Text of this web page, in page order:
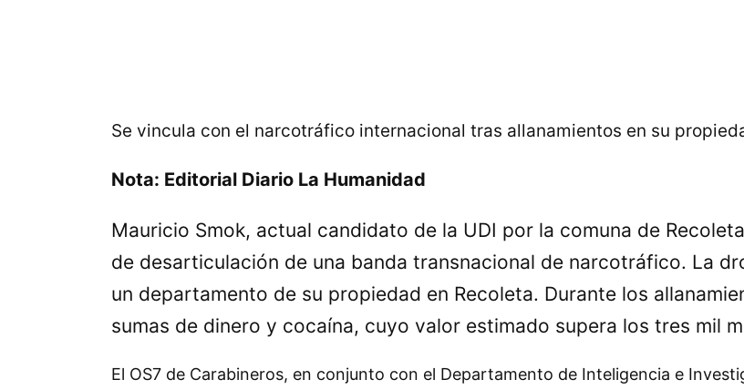
Se vincula con el narcotráfico internacional tras allanamientos en su
Nota: Editorial Diario La Humanidad
Mauricio Smok, actual candidato de la UDI por la comuna de
de desarticulación de una banda transnacional de narcotráfico. La
un departamento de su propiedad en Recoleta. Durante los
sumas de dinero y cocaína, cuyo valor estimado supera los tres mil
El OS7 de Carabineros, en conjunto con el Departamento de Inteligencia e